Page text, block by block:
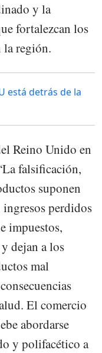
y la
fortalezcan los
la región.
está detrás de la
Reino Unido en
falsificación,
suponen
perdidos
impuestos,
dejan a los
mal
El comercio
abordarse
y polifacético a